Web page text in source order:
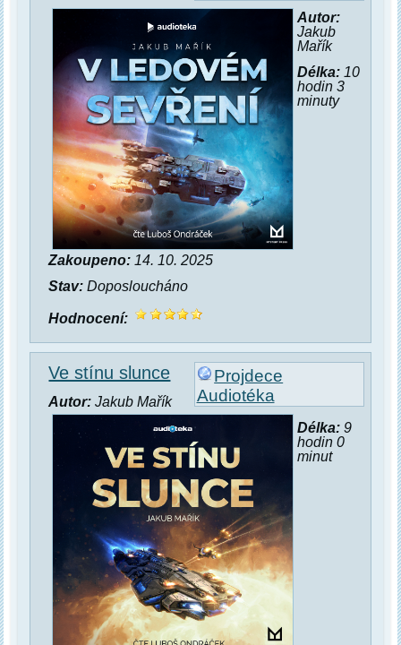
Autor:
Jakub
Mařík
Délka:10
hodin 3
minuty
Zakoupeno: 14. 10. 2025
Stav: Doposloucháno
Hodnocení:
Projdece
Audiotéka
Ve stínu slunce
Autor: Jakub Mařík
Délka:9
hodin 0
minut